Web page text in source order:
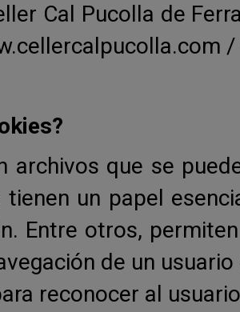
Cal Pucolla de
/
archivos que se
tienen un papel
Entre otros,
de un
reconocer al